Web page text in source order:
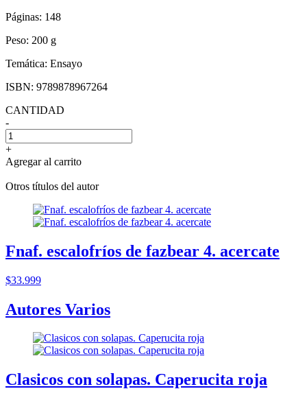
Páginas: 148
Peso: 200 g
Temática: Ensayo
ISBN: 9789878967264
CANTIDAD
-
+
Agregar al carrito
Otros títulos del autor
Fnaf. escalofríos de fazbear 4. acercate
$33.999
Autores Varios
Clasicos con solapas. Caperucita roja